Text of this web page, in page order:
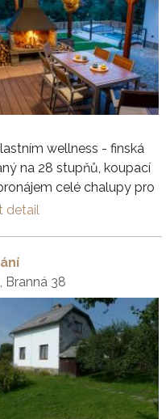
wellness - finská
na 28 stupňů, koupací
celé chalupy pro
detail
, Branná 38